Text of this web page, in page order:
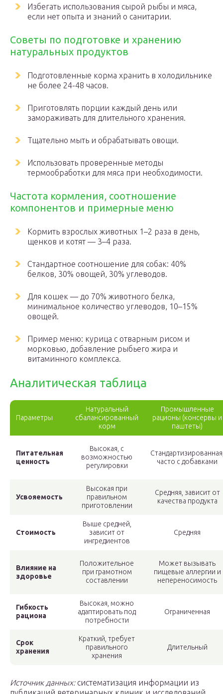
Избегать использования сырой рыбы и мяса,
если нет опыта и знаний о санитарии.
Советы по подготовке и хранению
натуральных продуктов
Подготовленные корма хранить в холодильнике
не более 24-48 часов.
Приготовлять порции каждый день или
замораживать для длительного хранения.
Тщательно мыть и обрабатывать овощи.
Использовать проверенные методы
термообработки для мяса при необходимости.
Частота кормления, соотношение
компонентов и примерные меню
Кормить взрослых животных 1–2 раза в день,
щенков и котят — 3–4 раза.
Стандартное соотношение для собак: 40%
белков, 30% овощей, 30% углеводов.
Для кошек — до 70% животного белка,
минимальное количество углеводов, 10–15%
овощей.
Пример меню: курица с отварным рисом и
морковью, добавление рыбьего жира и
витаминного комплекса.
Аналитическая таблица
Параметры
Натуральный
сбалансированный
корм
Промышленные
рационы (консервы и
паштеты)
Питательная
ценность
Высокая, с
возможностью
регулировки
часто с добавками
Усвояемость
Высокая при
правильном
приготовлении
Средняя, зависит от
качества продукта
Стоимость
Выше средней,
зависит от
ингредиентов
Средняя
Влияние на
здоровье
Положительное
при грамотном
составлении
Может вызывать
пищевые аллергии и
непереносимость
Гибкость
рациона
Высокая, можно
адаптировать под
потребности
Ограниченная
Срок
хранения
Краткий, требует
правильного
хранения
Длительный
Источник данных:систематизация информации из